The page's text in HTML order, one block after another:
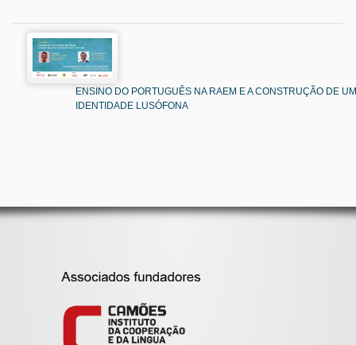
ENSINO DO PORTUGUÊS NA RAEM E A CONSTRUÇÃO DE
IDENTIDADE LUSÓFONA